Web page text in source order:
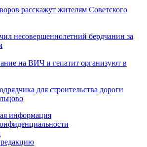
расскажут жителям Советского
несовершеннолетний бердчанин за
на ВИЧ и гепатит организуют в
для строительства дороги
информация